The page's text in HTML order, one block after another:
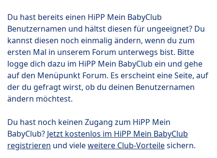
Du hast bereits einen HiPP Mein BabyClub
Benutzernamen und hältst diesen für ungeeignet? Du
kannst diesen noch einmalig ändern, wenn du zum
ersten Mal in unserem Forum unterwegs bist. Bitte
logge dich dazu im HiPP Mein BabyClub ein und gehe
auf den Menüpunkt Forum. Es erscheint eine Seite, auf
der du gefragt wirst, ob du deinen Benutzernamen
ändern möchtest.
Du hast noch keinen Zugang zum HiPP Mein
BabyClub? Jetzt kostenlos im HiPP Mein BabyClub
registrieren und vieleweitere Club-Vorteilesichern.